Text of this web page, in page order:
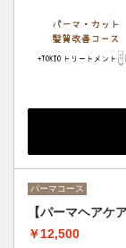
パーマコース
【パーマヘアケ
￥12,500